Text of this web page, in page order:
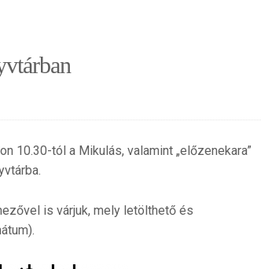
10.30-tól a Mikulás, valamint „előzenekara”
is várjuk, mely letölthető és